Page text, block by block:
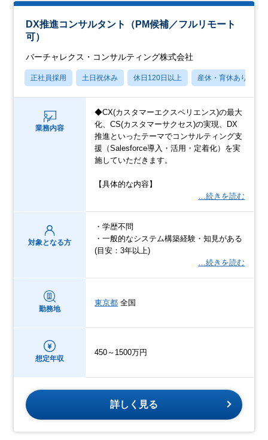
DX推進コンサルタント（PM候補／フルリモート
可）
バーチャレクス・コンサルティング株式会社
正社員採用 土日祝休み 休日120日以上 産休・育休あり
業務内容
◆CX(カスタマーエクスペリエンス)の最大
化、CS(カスタマーサクセス)の実現、DX
推進といったテーマでコンサルティング支
援（Salesforce導入・活用・定着化）を実
施していただきます。
【具体的な内容】
…続きを読む
対象となる方
・学歴不問
・一般的なシステム構築経験・知見がある
(目安：3年以上)
…続きを読む
勤務地
東京都 全国
想定年収
450～1500万円
詳しく見る